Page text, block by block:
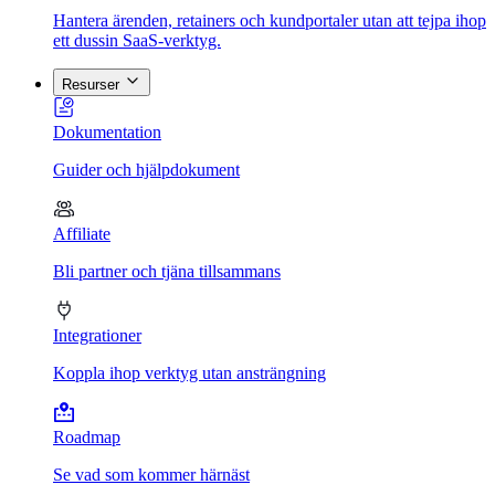
Hantera ärenden, retainers och kundportaler utan att tejpa ihop
ett dussin SaaS-verktyg.
Resurser
Dokumentation
Guider och hjälpdokument
Affiliate
Bli partner och tjäna tillsammans
Integrationer
Koppla ihop verktyg utan ansträngning
Roadmap
Se vad som kommer härnäst